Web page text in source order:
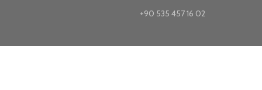
+90 535 457 16 02